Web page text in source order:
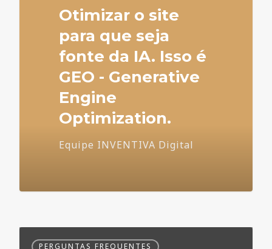
Otimizar o site
para que seja
fonte da IA. Isso é
GEO - Generative
Engine
Optimization.
Equipe INVENTIVA Digital
PERGUNTAS FREQUENTES